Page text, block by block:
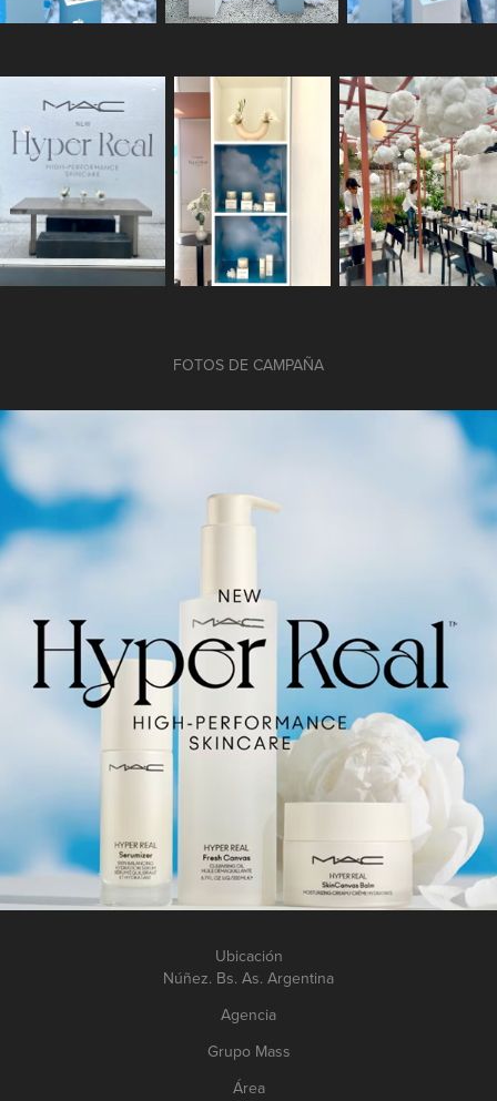
FOTOS DE CAMPAÑA
Ubicación
Núñez. Bs. As. Argentina
Agencia
Grupo Mass
Área